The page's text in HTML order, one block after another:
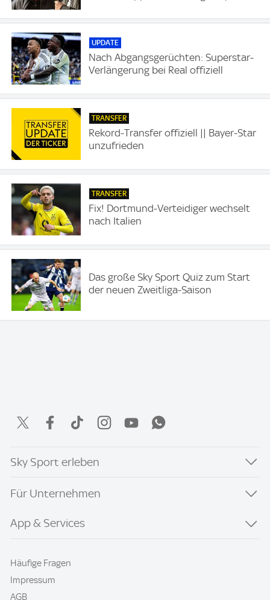
UPDATE
Nach Abgangsgerüchten: Superstar-
Verlängerung bei Real offiziell
TRANSFER
Rekord-Transfer offiziell || Bayer-Star
unzufrieden
TRANSFER
Fix! Dortmund-Verteidiger wechselt
nach Italien
Das große Sky Sport Quiz zum Start
der neuen Zweitliga-Saison
Sky Sport erleben
Für Unternehmen
App & Services
Häufige Fragen
Impressum
AGB